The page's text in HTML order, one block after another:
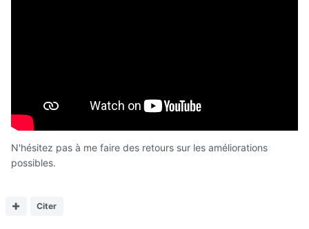
N'hésitez pas à me faire des retours sur les améliorations
possibles.
Citer